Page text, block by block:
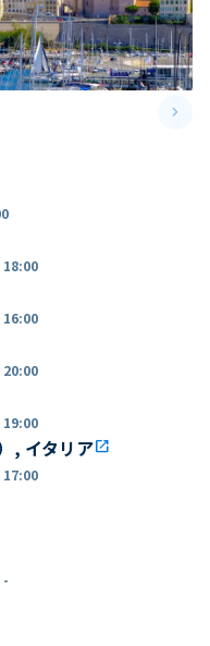
keyboard_arrow_right
18:00
16:00
20:00
19:00
, イタリアopen_in_new
17:00
-